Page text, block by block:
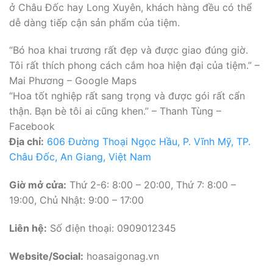
ở Châu Đốc hay Long Xuyên, khách hàng đều có thể
dễ dàng tiếp cận sản phẩm của tiệm.
“Bó hoa khai trương rất đẹp và được giao đúng giờ.
Tôi rất thích phong cách cắm hoa hiện đại của tiệm.” –
Mai Phương – Google Maps
“Hoa tốt nghiệp rất sang trọng và được gói rất cẩn
thận. Bạn bè tôi ai cũng khen.” – Thanh Tùng –
Facebook
Địa chỉ: 606 Đường Thoại Ngọc Hầu, P. Vĩnh Mỹ, TP.
Châu Đốc, An Giang, Việt Nam
Giờ mở cửa: Thứ 2-6: 8:00 – 20:00, Thứ 7: 8:00 –
19:00, Chủ Nhật: 9:00 – 17:00
Liên hệ: Số điện thoại: 0909012345
Website/Social: hoasaigonag.vn